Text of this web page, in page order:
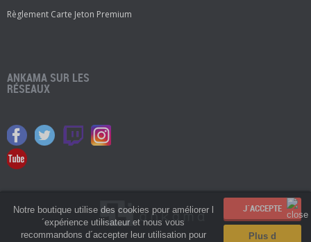
Notre boutique utilise des cookies pour améliorer l
´expérience utilisateur et nous vous
recommandons d´accepter leur utilisation pour
Plus d
Règlement Carte Jeton Premium
ANKAMA SUR LES
RÉSEAUX